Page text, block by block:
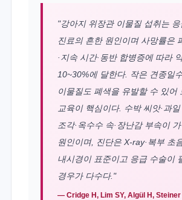
"강아지 위장관 이물질 섭취는 응
진료의 흔한 원인이며 사망률은
·지속 시간·동반 합병증에 따라
10~30%에 달한다. 작은 견종일
이물질도 폐색을 유발할 수 있어
교육이 핵심이다. 수박 씨앗·과일
조각·옥수수 속·장난감 부속이
원인이며, 진단은 X-ray·복부 초
내시경이 표준이고 응급 수술이
경우가 다수다."
— Cridge H, Lim SY, Algül H,